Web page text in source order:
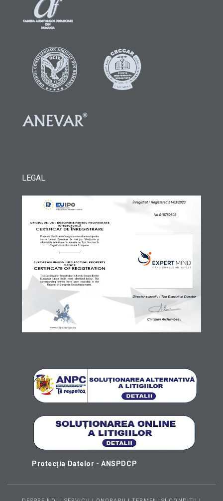
LEGAL
Protecția Datelor - ANSPDCP